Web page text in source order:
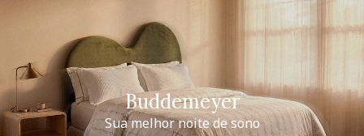
Buddemeyer
Sua melhor noite de sono